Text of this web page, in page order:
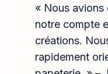
« Nous avions
notre compte
créations.
rapidement